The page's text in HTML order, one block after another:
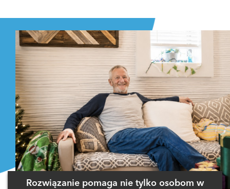
Rozwiązanie pomaga nie tylko osobom w